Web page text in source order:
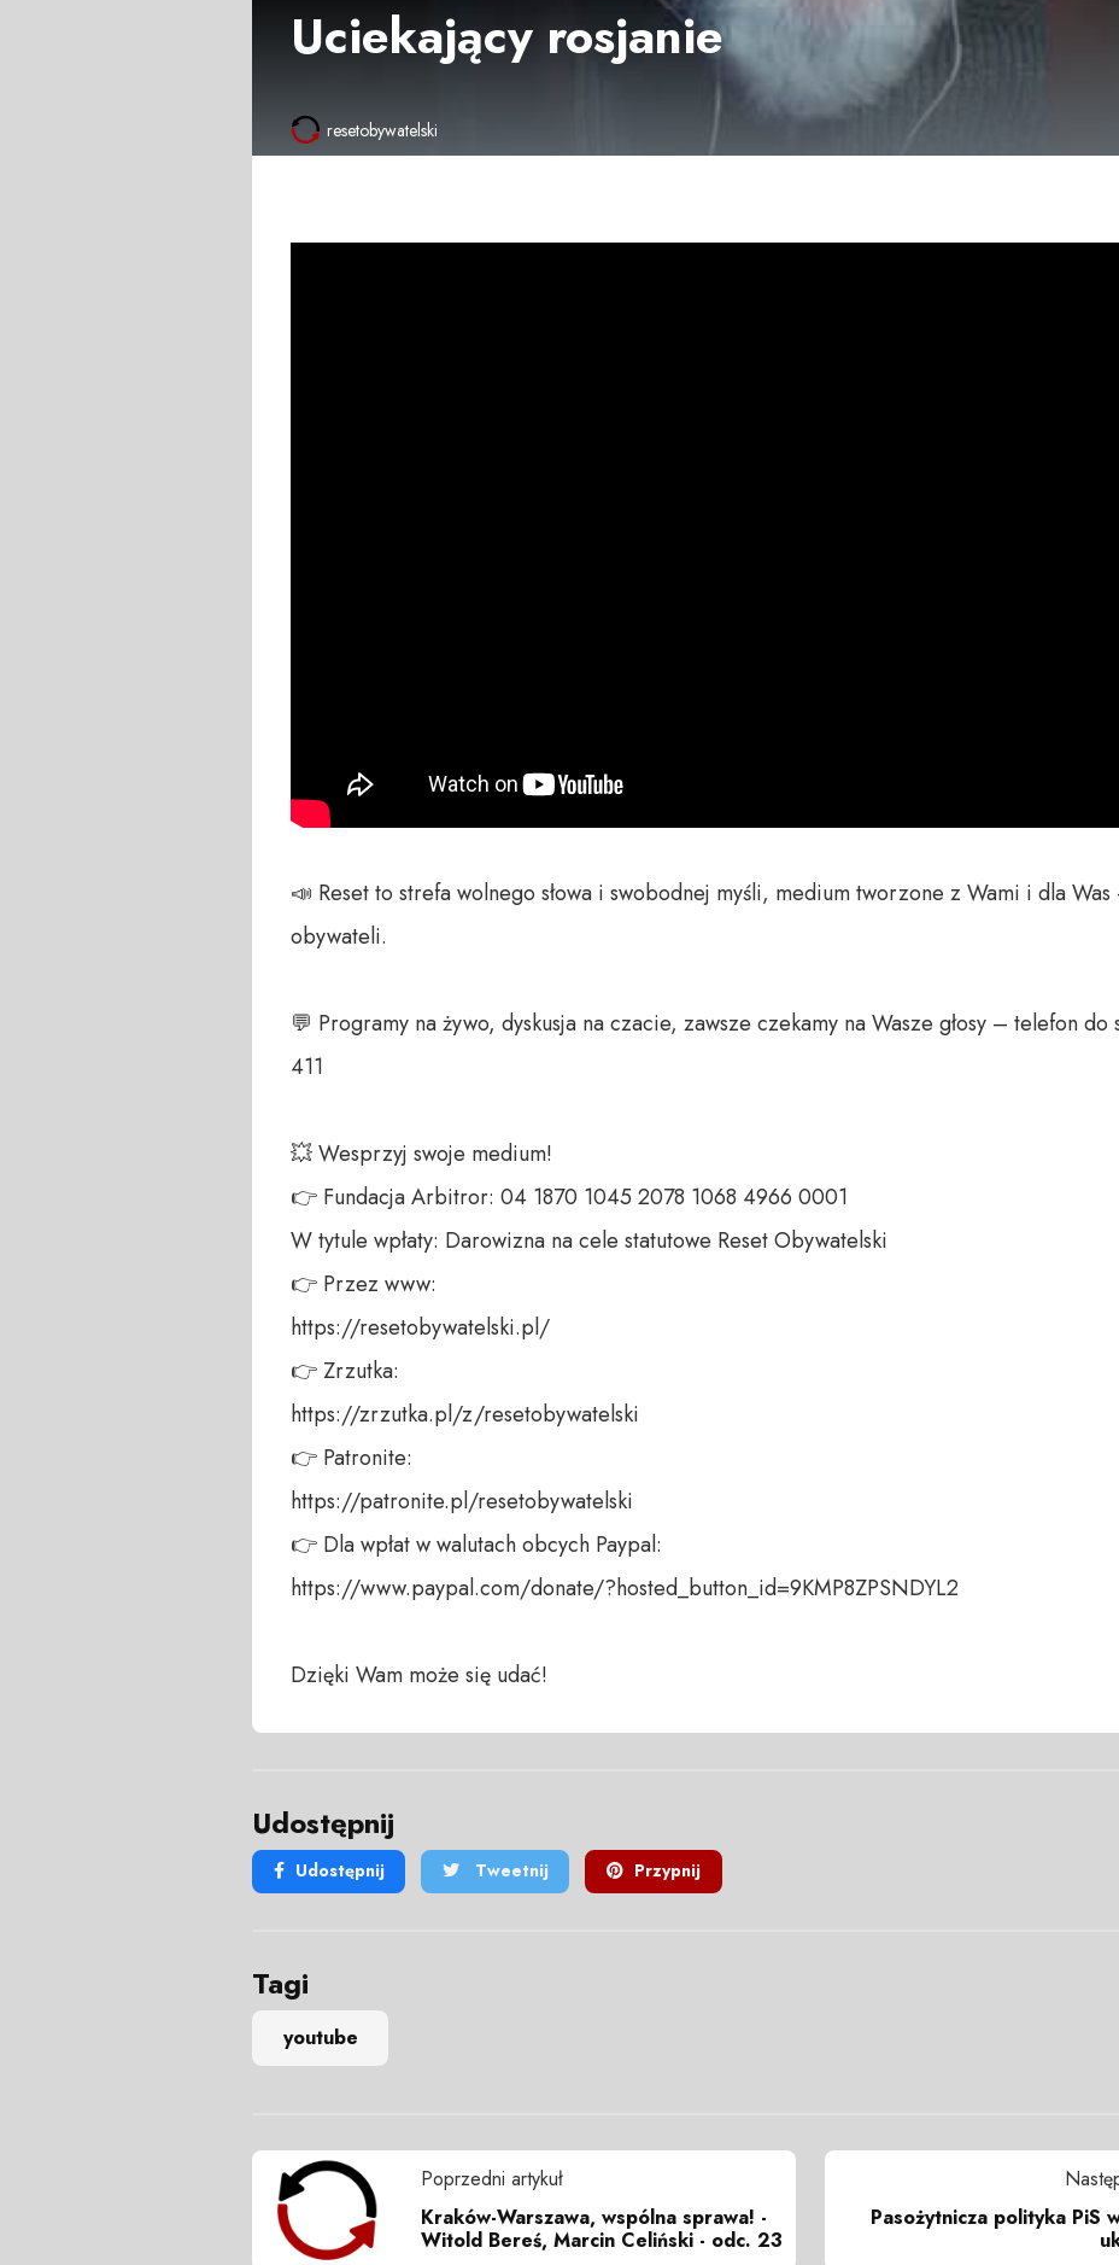
Uciekający rosjanie
resetobywatelski
📣 Reset to strefa wolnego słowa i swobodnej myśli, medium tworzone z Wami i dla
obywateli.
💬 Programy na żywo, dyskusja na czacie, zawsze czekamy na Wasze głosy – telefon
411
💥 Wesprzyj swoje medium!
👉 Fundacja Arbitror: 04 1870 1045 2078 1068 4966 0001
W tytule wpłaty: Darowizna na cele statutowe Reset Obywatelski
👉 Przez www:
https://resetobywatelski.pl/
👉 Zrzutka:
https://zrzutka.pl/z/resetobywatelski
👉 Patronite:
https://patronite.pl/resetobywatelski
👉 Dla wpłat w walutach obcych Paypal:
https://www.paypal.com/donate/?hosted_button_id=9KMP8ZPSNDYL2
Dzięki Wam może się udać!
Udostępnij
Udostępnij Tweetnij Przypnij
Tagi
youtube
Poprzedni artykuł
Kraków-Warszawa, wspólna sprawa! -
Witold Bereś, Marcin Celiński - odc. 23
Pasożytnicza polityka PiS